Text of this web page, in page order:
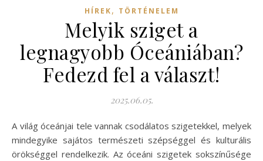
HÍREK, TÖRTÉNELEM
Melyik sziget a
legnagyobb Óceániában?
Fedezd fel a választ!
2025.06.05.
A világ óceánjai tele vannak csodálatos szigetekkel, melyek
mindegyike sajátos természeti szépséggel és kulturális
örökséggel rendelkezik. Az óceáni szigetek sokszínűsége